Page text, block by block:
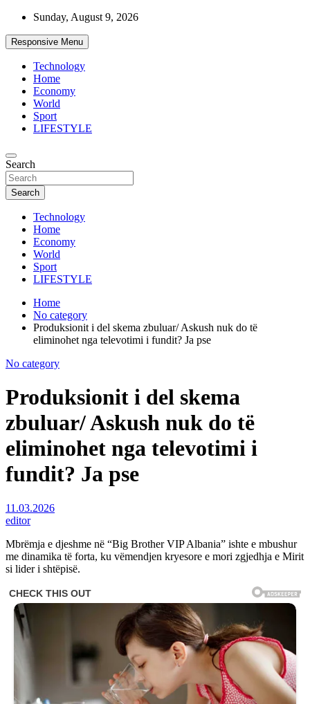
Skip
content
Sunday, August 9, 2026
Responsive Menu
Technology
Home
Economy
World
Sport
LIFESTYLE
d7-news.com
News
Search
Search
Technology
Home
Economy
World
Sport
LIFESTYLE
Home
No category
Produksionit i del skema zbuluar/ Askush nuk do të
eliminohet nga televotimi i fundit? Ja pse
No category
Produksionit i del skema
zbuluar/ Askush nuk do të
eliminohet nga televotimi i
fundit? Ja pse
11.03.2026
editor
Mbrëmja e djeshme në “Big Brother VIP Albania” ishte e mbushur
me dinamika të forta, ku vëmendjen kryesore e mori zgjedhja e Mirit
si lider i shtëpisë.